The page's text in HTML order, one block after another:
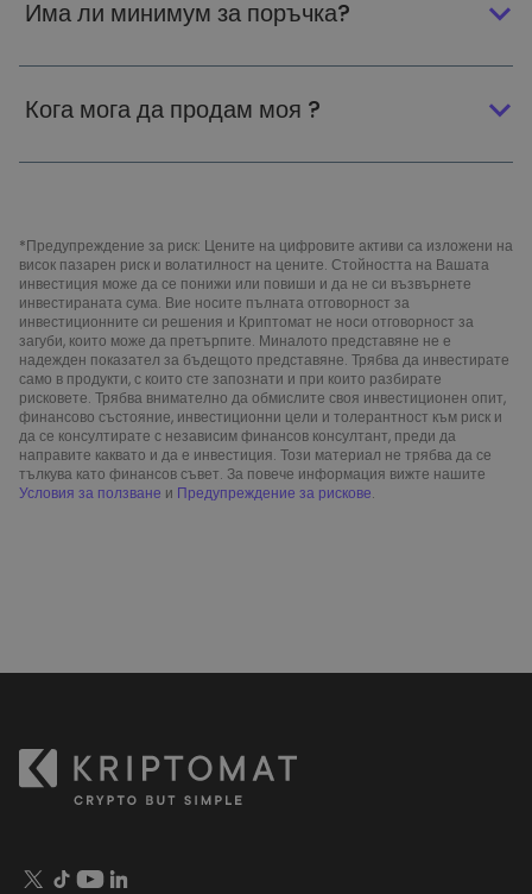
Има ли минимум за поръчка?
Кога мога да продам моя ?
*Предупреждение за риск: Цените на цифровите активи са изложени на
висок пазарен риск и волатилност на цените. Стойността на Вашата
инвестиция може да се понижи или повиши и да не си възвърнете
инвестираната сума. Вие носите пълната отговорност за
инвестиционните си решения и Криптомат не носи отговорност за
загуби, които може да претърпите. Миналото представяне не е
надежден показател за бъдещото представяне. Трябва да инвестирате
само в продукти, с които сте запознати и при които разбирате
рисковете. Трябва внимателно да обмислите своя инвестиционен опит,
финансово състояние, инвестиционни цели и толерантност към риск и
да се консултирате с независим финансов консултант, преди да
направите каквато и да е инвестиция. Този материал не трябва да се
тълкува като финансов съвет. За повече информация вижте нашите
Условия за ползване и Предупреждение за рискове.